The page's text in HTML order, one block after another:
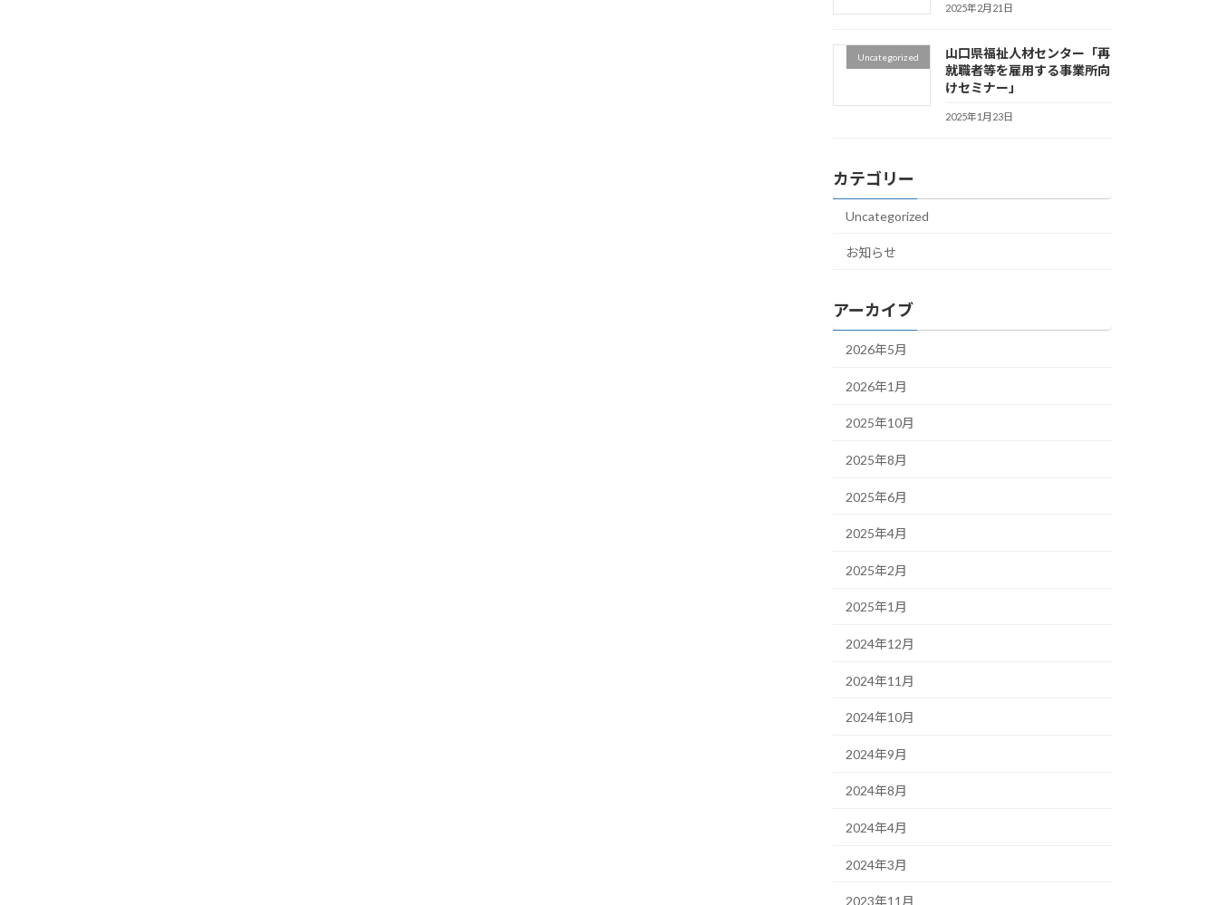
2025年2月21日
Uncategorized
山口県福祉人材センター「再
就職者等を雇用する事業所向
けセミナー」
2025年1月23日
カテゴリー
Uncategorized
お知らせ
アーカイブ
2026年5月
2026年1月
2025年10月
2025年8月
2025年6月
2025年4月
2025年2月
2025年1月
2024年12月
2024年11月
2024年10月
2024年9月
2024年8月
2024年4月
2024年3月
2023年11月